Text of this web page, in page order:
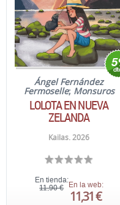
Ángel Fernández
Fermoselle; Monsuros
LOLOTA EN NUEVA
ZELANDA
Kailas. 2026
En tienda:
11,90 € En la web:
11,31 €